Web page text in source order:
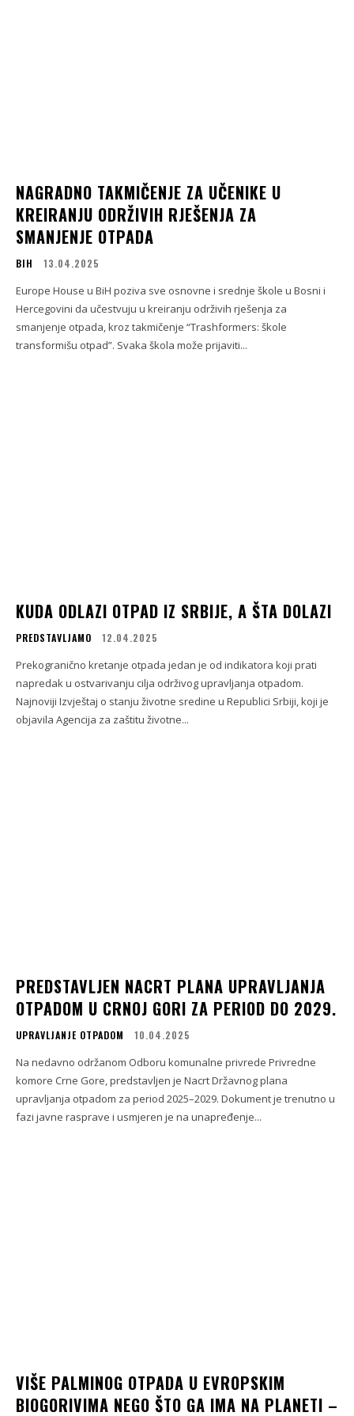
NAGRADNO TAKMIČENJE ZA UČENIKE U
KREIRANJU ODRŽIVIH RJEŠENJA ZA
SMANJENJE OTPADA
BIH 13.04.2025
Europe House u BiH poziva sve osnovne i srednje škole u Bosni i
Hercegovini da učestvuju u kreiranju održivih rješenja za
smanjenje otpada, kroz takmičenje “Trashformers: škole
transformišu otpad”. Svaka škola može prijaviti...
KUDA ODLAZI OTPAD IZ SRBIJE, A ŠTA DOLAZI
PREDSTAVLJAMO 12.04.2025
Prekogranično kretanje otpada jedan je od indikatora koji prati
napredak u ostvarivanju cilja održivog upravljanja otpadom.
Najnoviji Izvještaj o stanju životne sredine u Republici Srbiji, koji je
objavila Agencija za zaštitu životne...
PREDSTAVLJEN NACRT PLANA UPRAVLJANJA
OTPADOM U CRNOJ GORI ZA PERIOD DO 2029.
UPRAVLJANJE OTPADOM 10.04.2025
Na nedavno održanom Odboru komunalne privrede Privredne
komore Crne Gore, predstavljen je Nacrt Državnog plana
upravljanja otpadom za period 2025–2029. Dokument je trenutno u
fazi javne rasprave i usmjeren je na unapređenje...
VIŠE PALMINOG OTPADA U EVROPSKIM
BIOGORIVIMA NEGO ŠTO GA IMA NA PLANETI –